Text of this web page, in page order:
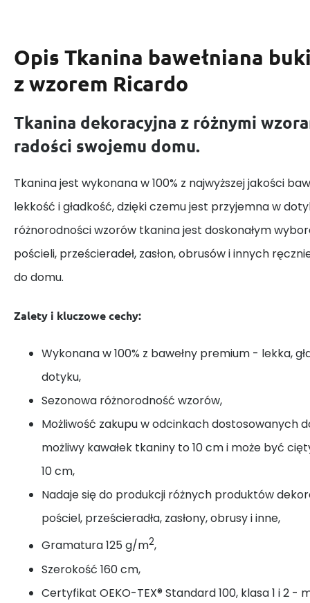
Opis Tkanina bawełniana
z wzorem Ricardo
Tkanina dekoracyjna z różnymi
radości swojemu domu.
Tkanina jest wykonana w 100% z najwyższej jakości
lekkość i gładkość, dzięki czemu jest przyjemna w
różnorodności wzorów tkanina jest doskonałym
pościeli, prześcieradeł, zasłon, obrusów i innych
do domu.
Zalety i kluczowe cechy:
Wykonana w 100% z bawełny premium - lekka,
dotyku,
Sezonowa różnorodność wzorów,
Możliwość zakupu w odcinkach dostosowanych
możliwy kawałek tkaniny to 10 cm i może być
10 cm,
Nadaje się do produkcji różnych produktów
pościel, prześcieradła, zasłony, obrusy i inne,
Gramatura 125 g/m2,
Szerokość 160 cm,
Certyfikat OEKO-TEX® Standard 100, klasa 1 i 2 -